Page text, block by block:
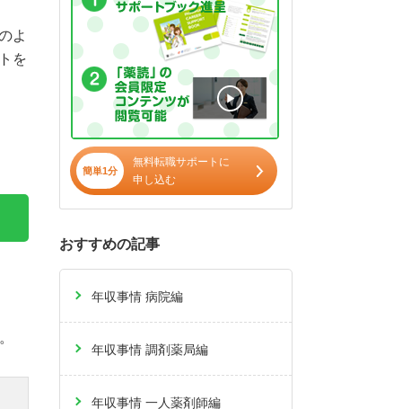
よ
を
簡単1分
無料転職サポートに
申し込む
おすすめの記事
年収事情 病院編
年収事情 調剤薬局編
年収事情 一人薬剤師編